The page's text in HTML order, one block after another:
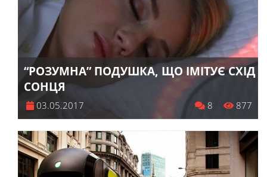
“РОЗУМНА” ПОДУШКА, ЩО ІМІТУЄ СХІД
СОНЦЯ
03.05.2017 877
8